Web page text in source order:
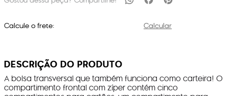
Calcule o frete: Calcular
DESCRIÇÃO DO PRODUTO
A bolsa transversal que também funciona como carteira! O
compartimento frontal com zíper contém cinco